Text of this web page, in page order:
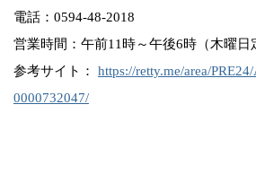
電話：0594-48-2018
営業時間：午前11時～午後6時（木曜日
参考サイト： https://retty.me/area/
0000732047/